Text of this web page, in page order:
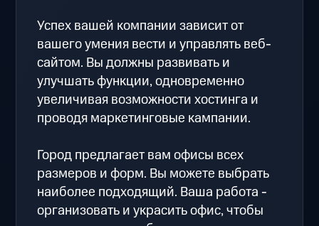
Успех вашей компании зависит от
вашего умения вести и управлять веб-
сайтом. Вы должны развивать и
улучшать функции, одновременно
увеличивая возможности хостинга и
проводя маркетинговые кампании.
Город предлагает вам офисы всех
размеров и форм. Вы можете выбрать
наиболее подходящий. Ваша работа -
организовать и украсить офис, чтобы